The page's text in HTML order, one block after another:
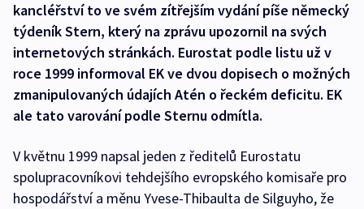
kancléřství to ve svém zítřejším vydání píše německý
týdeník Stern, který na zprávu upozornil na svých
internetových stránkách. Eurostat podle listu už v
roce 1999 informoval EK ve dvou dopisech o možných
zmanipulovaných údajích Atén o řeckém deficitu. EK
ale tato varování podle Sternu odmítla.
V květnu 1999 napsal jeden z ředitelů Eurostatu
spolupracovníkovi tehdejšího evropského komisaře pro
hospodářství a měnu Yvese-Thibaulta de Silguyho, že